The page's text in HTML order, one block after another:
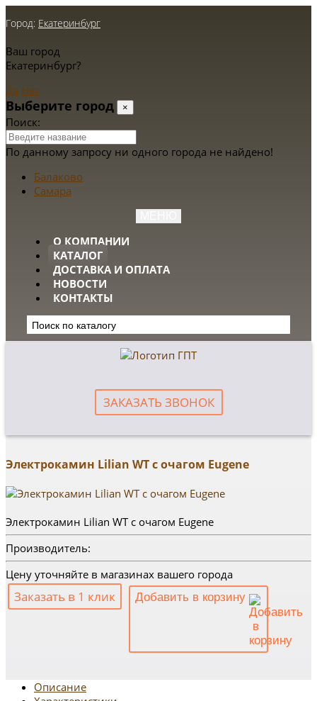
Город: Екатеринбург
Ваш город
Екатеринбург?
Да Нет
Выберите город ×
Поиск:
По данному запросу ни одного города не найдено!
Балаково
Самара
О КОМПАНИИ
КАТАЛОГ
ДОСТАВКА И ОПЛАТА
НОВОСТИ
КОНТАКТЫ
ЗАКАЗАТЬ ЗВОНОК
Электрокамин Lilian WT с очагом Eugene
Электрокамин Lilian WT с очагом Eugene
Производитель:
Цену уточняйте в магазинах вашего города
Заказать в 1 клик Добавить в корзину
Описание